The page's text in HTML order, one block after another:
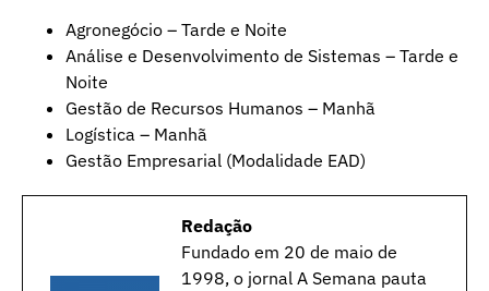
Agronegócio – Tarde e Noite
Análise e Desenvolvimento de Sistemas – Tarde e
Noite
Gestão de Recursos Humanos – Manhã
Logística – Manhã
Gestão Empresarial (Modalidade EAD)
Redação
Fundado em 20 de maio de
1998, o jornal A Semana pauta